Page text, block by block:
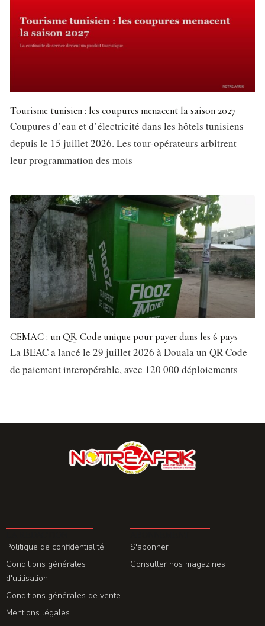
Tourisme tunisien : les coupures menacent la saison 2027
Coupures d’eau et d’électricité dans les hôtels tunisiens
depuis le 15 juillet 2026. Les tour-opérateurs arbitrent
leur programmation des mois
CEMAC : un QR Code unique pour payer dans les 6 pays
La BEAC a lancé le 29 juillet 2026 à Douala un QR Code
de paiement interopérable, avec 120 000 déploiements
Politique de confidentialité
Conditions générales
d'utilisation
Conditions générales de vente
Mentions légales
S'abonner
Consulter nos magazines